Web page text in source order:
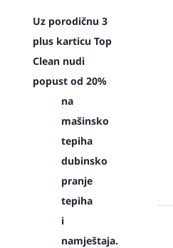
Uz porodičnu 3
plus karticu Top
Clean nudi
popust od 20%
na
mašinsko
tepiha
dubinsko
pranje
tepiha
i
namještaja.